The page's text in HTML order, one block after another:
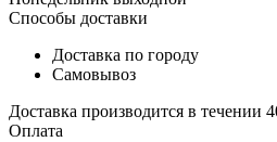
Способы доставки
Доставка по городу
Самовывоз
Доставка производится в течении
Оплата